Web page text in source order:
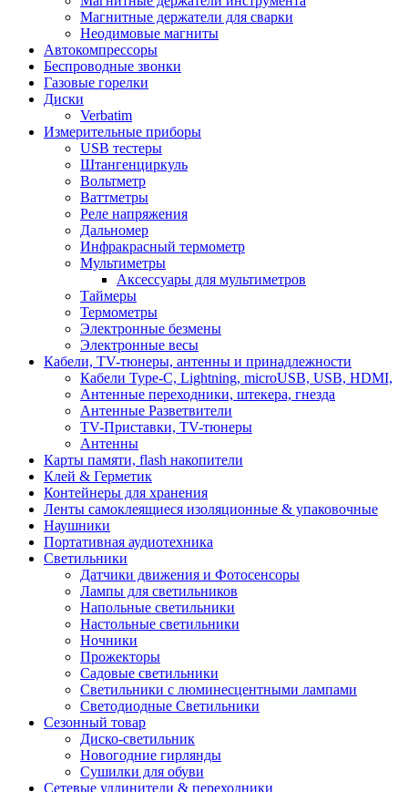
Магнитные держатели для сварки
Неодимовые магниты
Автокомпрессоры
Беспроводные звонки
Газовые горелки
Диски
Verbatim
Измерительные приборы
USB тестеры
Штангенциркуль
Вольтметр
Ваттметры
Реле напряжения
Дальномер
Инфракрасный термометр
Мультиметры
Аксессуары для мультиметров
Таймеры
Термометры
Электронные безмены
Электронные весы
Кабели, TV-тюнеры, антенны и принадлежности
Кабели Type-C, Lightning, microUSB, USB, HDMI,
Антенные переходники, штекера, гнезда
Антенные Разветвители
TV-Приставки, TV-тюнеры
Антенны
Карты памяти, flash накопители
Клей & Герметик
Контейнеры для хранения
Ленты самоклеящиеся изоляционные & упаковочные
Наушники
Портативная аудиотехника
Светильники
Датчики движения и Фотосенсоры
Лампы для светильников
Напольные светильники
Настольные светильники
Ночники
Прожекторы
Садовые светильники
Светильники с люминесцентными лампами
Светодиодные Светильники
Сезонный товар
Диско-светильник
Новогодние гирлянды
Сушилки для обуви
Сетевые удлинители & переходники